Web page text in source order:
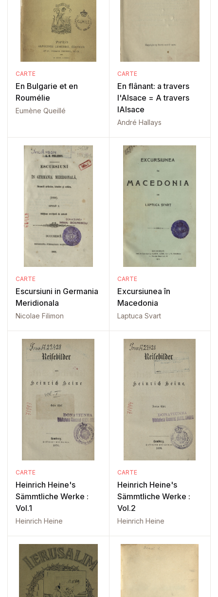
CARTE
En Bulgarie et en
Roumélie
Eumène Queillé
CARTE
En flânant: a travers
l'Alsace = A travers
lAlsace
André Hallays
CARTE
Escursiuni in Germania
Meridionala
Nicolae Filimon
CARTE
Excursiunea în
Macedonia
Laptuca Svart
CARTE
Heinrich Heine's
Sämmtliche Werke :
Vol.1
Heinrich Heine
CARTE
Heinrich Heine's
Sämmtliche Werke :
Vol.2
Heinrich Heine